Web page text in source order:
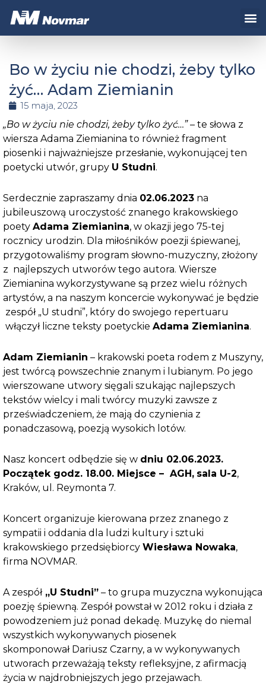
Przejdź
do
Bo w życiu nie chodzi, żeby tylko
żyć… Adam Ziemianin
15 maja, 2023
„Bo w życiu nie chodzi, żeby tylko żyć…”– te słowa z
wiersza Adama Ziemianina to również fragment
piosenki i najważniejsze przesłanie, wykonującej ten
poetycki utwór, grupy U Studni.
Serdecznie zapraszamy dnia 02.06.2023 na
jubileuszową uroczystość znanego krakowskiego
poety Adama Ziemianina, w okazji jego 75-tej
rocznicy urodzin. Dla miłośników poezji śpiewanej,
przygotowaliśmy program słowno-muzyczny, złożony
z najlepszych utworów tego autora. Wiersze
Ziemianina wykorzystywane są przez wielu różnych
artystów, a na naszym koncercie wykonywać je będzie
zespół „U studni”, który do swojego repertuaru
włączył liczne teksty poetyckie Adama Ziemianina.
Adam Ziemianin – krakowski poeta rodem z Muszyny,
jest twórcą powszechnie znanym i lubianym. Po jego
wierszowane utwory sięgali szukając najlepszych
tekstów wielcy i mali twórcy muzyki zawsze z
przeświadczeniem, że mają do czynienia z
ponadczasową, poezją wysokich lotów.
Nasz koncert odbędzie się w dniu 02.06.2023.
Początek godz. 18.00. Miejsce – AGH, sala U-2,
Kraków, ul. Reymonta 7.
Koncert organizuje kierowana przez znanego z
sympatii i oddania dla ludzi kultury i sztuki
krakowskiego przedsiębiorcy Wiesława Nowaka,
firma NOVMAR.
A zespół„U Studni” – to grupa muzyczna wykonująca
poezję śpiewną. Zespół powstał w 2012 roku i działa z
powodzeniem już ponad dekadę. Muzykę do niemal
wszystkich wykonywanych piosenek
skomponował Dariusz Czarny, a w wykonywanych
utworach przeważają teksty refleksyjne, z afirmacją
życia w najdrobniejszych jego przejawach.